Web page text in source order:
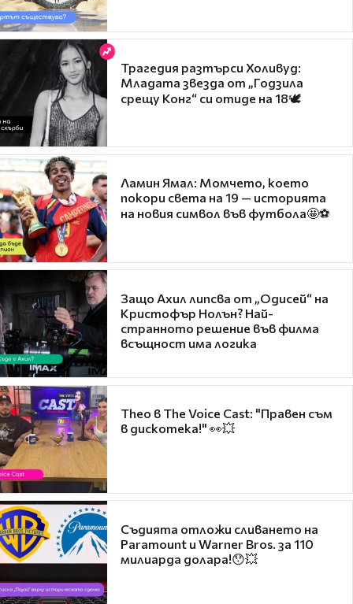
Трагедия разтърси Холивуд:
Младата звезда от „Годзила
срещу Конг“ си отиде на 18🕊️
Ламин Ямал: Момчето, което
покори света на 19 — историята
на новия символ във футбола🤩⚽
Защо Ахил липсва от „Одисей“ на
Кристофър Нолън? Най-
странното решение във филма
всъщност има логика
Theo в The Voice Cast: "Правен съм
в дискотека!" 👀💥
Съдията отложи сливането на
Paramount и Warner Bros. за 110
милиарда долара!😯💥